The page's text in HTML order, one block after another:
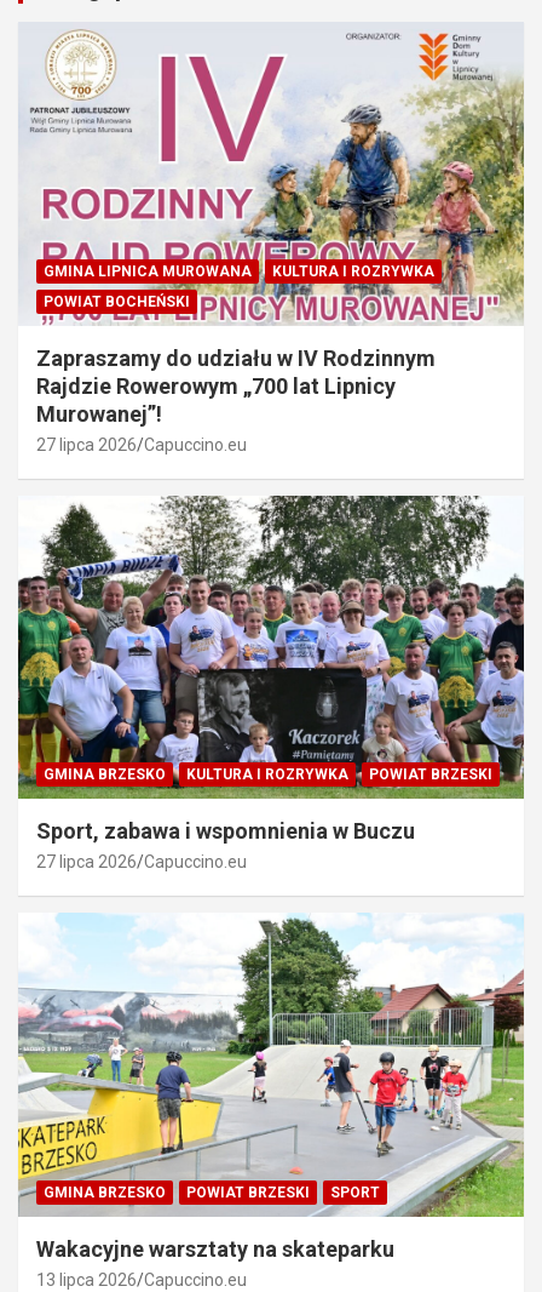
GMINA LIPNICA MUROWANA
KULTURA I ROZRYWKA
POWIAT BOCHEŃSKI
Zapraszamy do udziału w IV Rodzinnym
Rajdzie Rowerowym „700 lat Lipnicy
Murowanej”!
27 lipca 2026 Capuccino.eu
GMINA BRZESKO KULTURA I ROZRYWKA POWIAT BRZESKI
Sport, zabawa i wspomnienia w Buczu
27 lipca 2026 Capuccino.eu
GMINA BRZESKO POWIAT BRZESKI SPORT
Wakacyjne warsztaty na skateparku
13 lipca 2026 Capuccino.eu